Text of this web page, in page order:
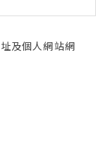
及個人網站網